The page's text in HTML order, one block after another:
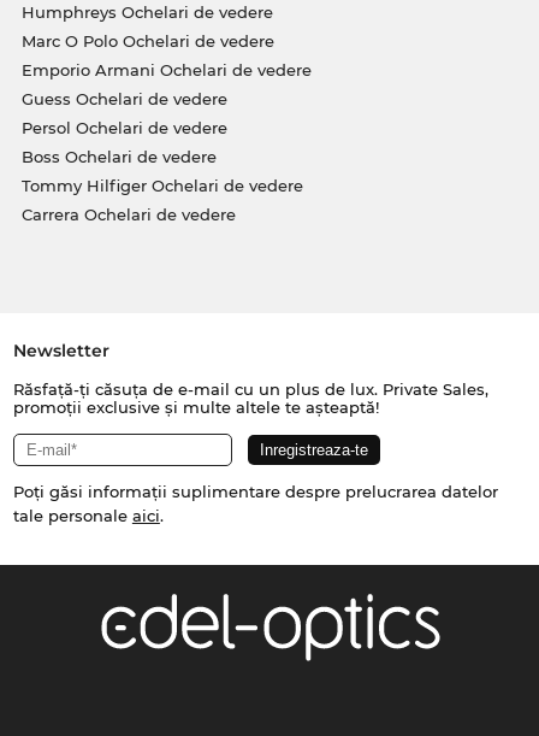
Humphreys Ochelari de vedere
Marc O Polo Ochelari de vedere
Emporio Armani Ochelari de vedere
Guess Ochelari de vedere
Persol Ochelari de vedere
Boss Ochelari de vedere
Tommy Hilfiger Ochelari de vedere
Carrera Ochelari de vedere
Newsletter
Răsfață-ți căsuța de e-mail cu un plus de lux. Private Sales,
promoții exclusive și multe altele te așteaptă!
Poți găsi informații suplimentare despre prelucrarea datelor
tale personale aici.